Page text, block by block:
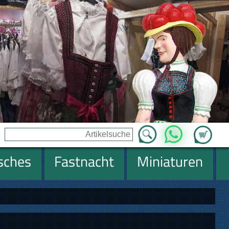
Zum
WhatsApp
Fastnacht Miniaturen